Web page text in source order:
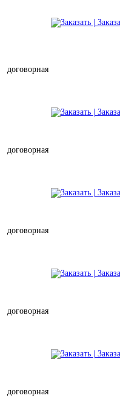
|
договорная
|
договорная
|
договорная
|
договорная
|
договорная